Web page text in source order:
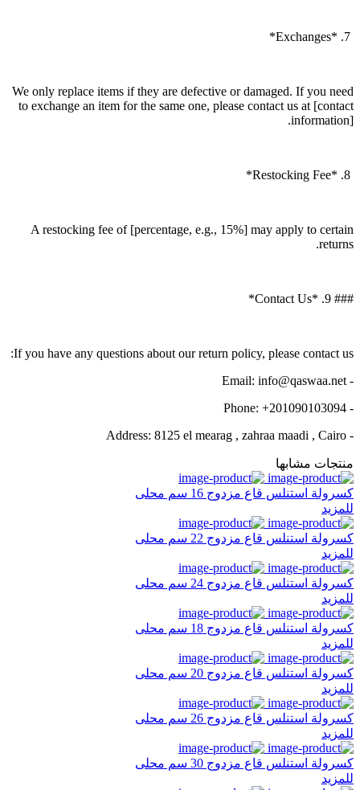
We only replace items if they are defective or damaged. If you need
to exchange an item for the same one, please contact us at [contact
information].
A restocking fee of [percentage, e.g., 15%] may apply to certain
returns.
### 9. *Contact Us*
If you have any questions about our return policy, please contact us:
- Email: info@qaswaa.net
- Phone: +201090103094
- Address: 8125 el mearag , zahraa maadi , Cairo
منتجات مشابها
كسرولة استنلس قاع مزدوج 16 سم محلى
للمزيد
كسرولة استنلس قاع مزدوج 22 سم محلى
للمزيد
كسرولة استنلس قاع مزدوج 24 سم محلى
للمزيد
كسرولة استنلس قاع مزدوج 18 سم محلى
للمزيد
كسرولة استنلس قاع مزدوج 20 سم محلى
للمزيد
كسرولة استنلس قاع مزدوج 26 سم محلى
للمزيد
كسرولة استنلس قاع مزدوج 30 سم محلى
للمزيد